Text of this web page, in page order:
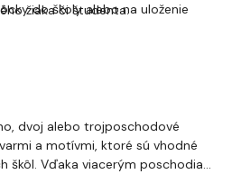
žiaka či študenta.
do školy alebo na uloženie
dvoj alebo trojposchodové
a motívmi, ktoré sú vhodné
škôl. Vďaka viacerým poschodiam